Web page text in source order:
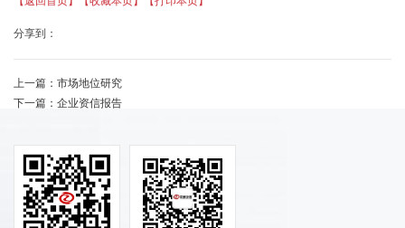
分享到：
上一篇： 市场地位研究
下一篇： 企业资信报告